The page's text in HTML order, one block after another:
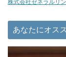
株式会社ゼネラルリ
あなたにオス